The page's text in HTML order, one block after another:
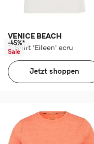
VENICE BEACH
T-Shirt 'Eileen' ecru
-45%*
Sale
Jetzt shoppen